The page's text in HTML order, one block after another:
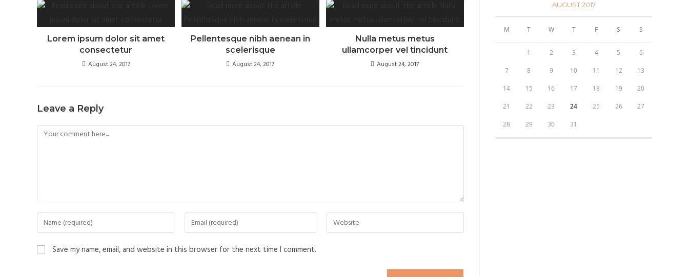
Lorem ipsum dolor sit amet
consectetur
August 24, 2017
Pellentesque nibh aenean in
scelerisque
August 24, 2017
Nulla metus metus
ullamcorper vel tincidunt
August 24, 2017
Leave a Reply
Save my name, email, and website in this browser for the next time I comment.
AUGUST 2017
M T W T F S S
1 2 3 4 5 6
7 8 9 10 11 12 13
14 15 16 17 18 19 20
21 22 23 24 25 26 27
28 29 30 31